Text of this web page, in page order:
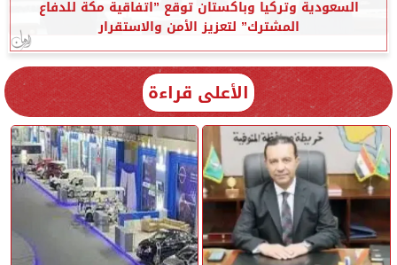
السعودية وتركيا وباكستان توقع ”اتفاقية مكة للدفاع
المشترك” لتعزيز الأمن والاستقرار
الأعلى قراءة